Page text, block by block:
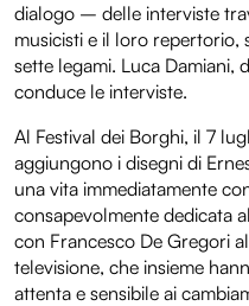
dialogo – delle interviste
musicisti e il loro repertorio,
sette legami. Luca Damiani,
conduce le interviste.
Al Festival dei Borghi, il 7
aggiungono i disegni di
una vita immediatamente
consapevolmente dedicata
con Francesco De Gregori
televisione, che insieme
attenta e sensibile ai